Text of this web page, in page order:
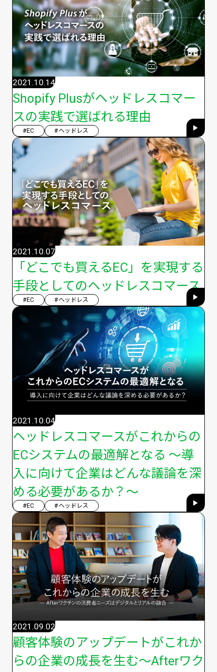
Shopify Plusがヘッドレスコマー
スの実践で選ばれる理由
2021.10.14
#EC #ヘッドレス
「どこでも買えるEC」を実現する
手段としてのヘッドレスコマース
2021.10.07
#EC #ヘッドレス
ヘッドレスコマースがこれからの
ECシステムの最適解となる 〜導
入に向けて企業はどんな議論を深
める必要があるか？〜
2021.10.04
#EC #ヘッドレス
顧客体験のアップデートがこれか
らの企業の成長を生む～Afterワク
2021.09.02